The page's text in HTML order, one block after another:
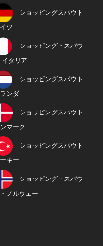
ショッピングスパウト
イツ
ショッピング・スパウ
イタリア
ショッピングスパウト
ンダ
ショッピングスパウト
マーク
ショッピングスパウト
キー
ショッピング・スパウ
・ノルウェー